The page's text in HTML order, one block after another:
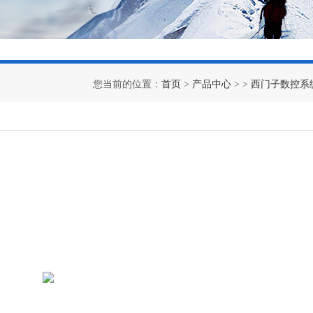
您当前的位置： 首页 > 产品中心 > > 西门子数控系